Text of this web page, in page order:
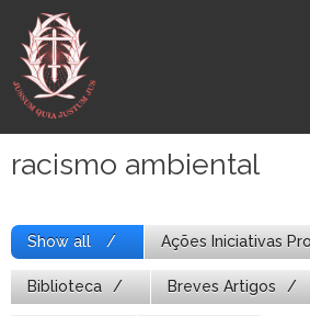
para
conteúdo
racismo ambiental
Show all Ações Iniciativas
Biblioteca Breves Artigos